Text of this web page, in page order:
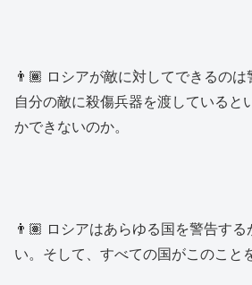
👨🏾 ロシアが敵に対してできるの
自分の敵に殺傷兵器を渡していると
かできないのか。
👨🏽 ロシアはあらゆる国を警告す
い。そして、すべての国がこのこと